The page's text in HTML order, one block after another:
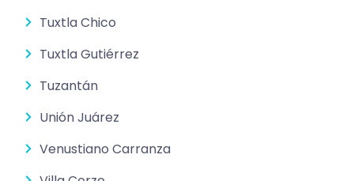
Tuxtla Chico
Tuxtla Gutiérrez
Tuzantán
Unión Juárez
Venustiano Carranza